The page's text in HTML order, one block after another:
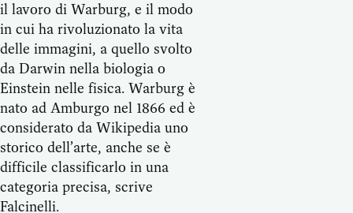
il lavoro di Warburg, e il modo
in cui ha rivoluzionato la vita
delle immagini, a quello svolto
da Darwin nella biologia o
Einstein nelle fisica. Warburg è
nato ad Amburgo nel 1866 ed è
considerato da Wikipedia uno
storico dell’arte, anche se è
difficile classificarlo in una
categoria precisa, scrive
Falcinelli.